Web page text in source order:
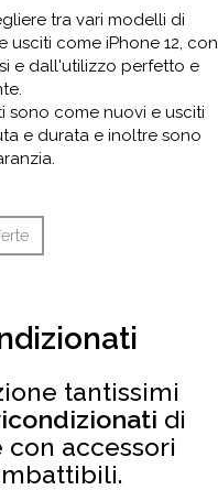
tra vari modelli di
usciti come iPhone 12, con
e dall'utilizzo perfetto e
sono come nuovi e usciti
e durata e inoltre sono
tantissimi
di
accessori